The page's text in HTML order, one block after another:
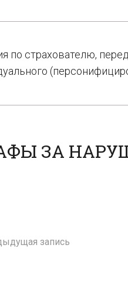
по страхователю,
ЗА
запись